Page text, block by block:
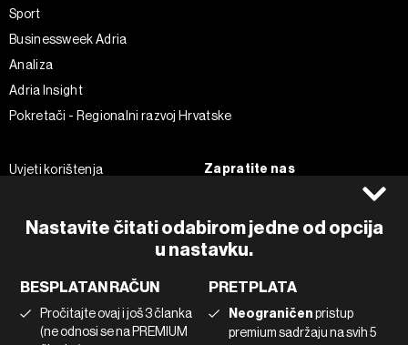
Nastavite čitati odabirom jedne od opcija
u nastavku.
BESPLATAN RAČUN
Pročitajte ovaj i još 3 članka
(ne odnosi se na PREMIUM
PRETPLATA
Neograničenpristup
premium sadržaju na svih 5
Sport
Businessweek Adria
Analiza
Adria Insight
Pokretači - Regionalni razvoj Hrvatske
Uvjeti korištenja
Politika kolačića
Korištenje umjetne inteligencije
Zapratite nas
Instagram
Twitter
Tiktok